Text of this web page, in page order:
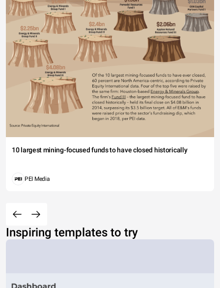
10 largest mining-focused funds to have closed historically
PEI Media
Inspiring templates to try